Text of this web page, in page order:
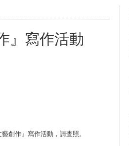
』寫作活動
創作』寫作活動，請查照。